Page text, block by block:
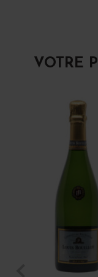
VOTRE